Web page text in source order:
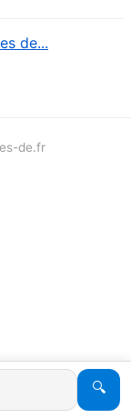
de...
🔍
de.fr